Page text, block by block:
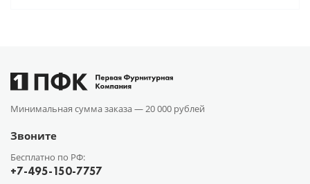
Минимальная сумма заказа — 20 000 рублей
Звоните
Бесплатно по РФ:
+7-495-150-7757